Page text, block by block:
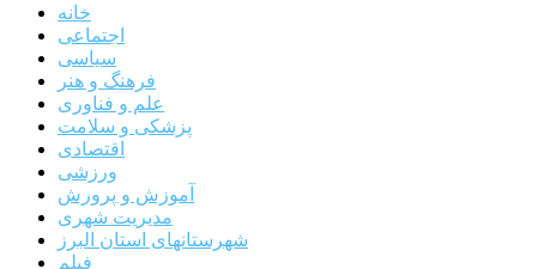
خانه
اجتماعی
سیاسی
فرهنگ و هنر
علم و فناوری
پزشکی و سلامت
اقتصادی
ورزشی
آموزش و پرورش
مدیریت شهری
شهرستانهای استان البرز
فیلم